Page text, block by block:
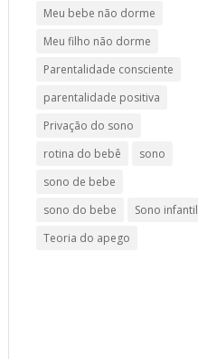
Meu bebe não dorme
Meu filho não dorme
Parentalidade consciente
parentalidade positiva
Privação do sono
rotina do bebê
sono
sono de bebe
sono do bebe
Sono infantil
Teoria do apego